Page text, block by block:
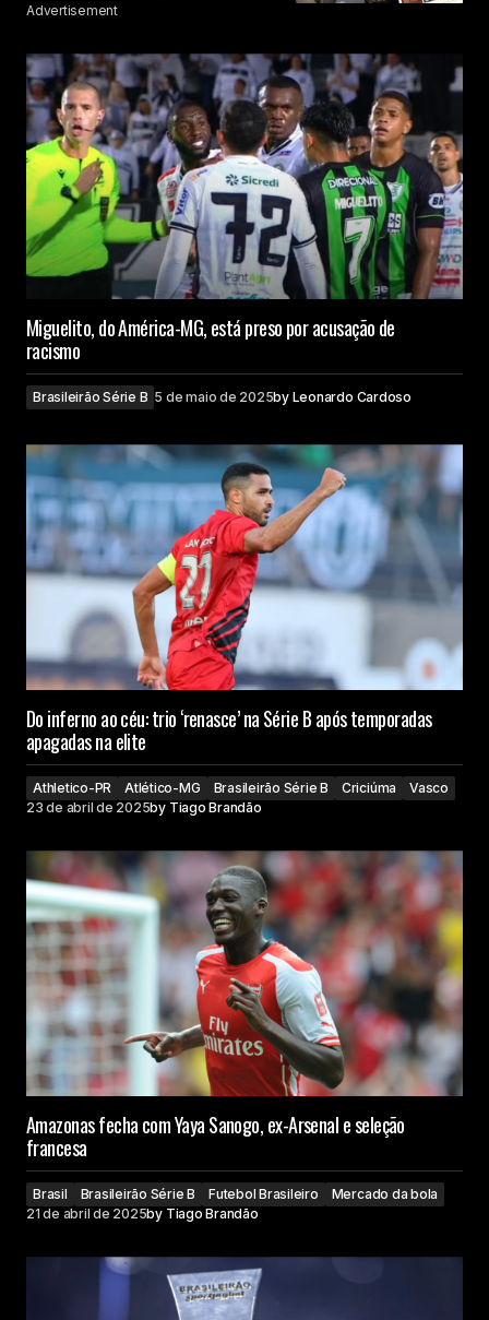
Advertisement
Miguelito, do América-MG, está preso por acusação de
racismo
Brasileirão Série B 5 de maio de 2025by Leonardo Cardoso
Do inferno ao céu: trio ‘renasce’ na Série B após temporadas
apagadas na elite
Athletico-PR Atlético-MG Brasileirão Série B Criciúma
Vasco
23 de abril de 2025by Tiago Brandão
Amazonas fecha com Yaya Sanogo, ex-Arsenal e seleção
francesa
Brasil Brasileirão Série B Futebol Brasileiro
Mercado da bola
21 de abril de 2025by Tiago Brandão